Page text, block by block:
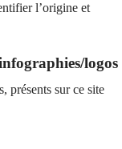
l’origine et
logos
présents sur ce site